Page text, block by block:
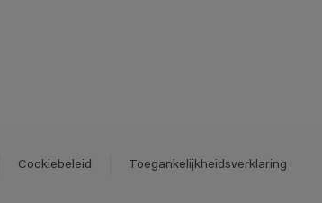
Cookiebeleid Toegankelijkheidsverklaring